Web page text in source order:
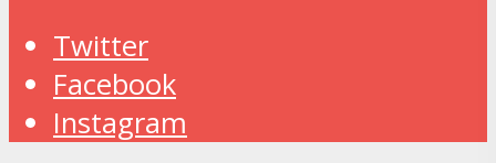
Twitter
Facebook
Instagram